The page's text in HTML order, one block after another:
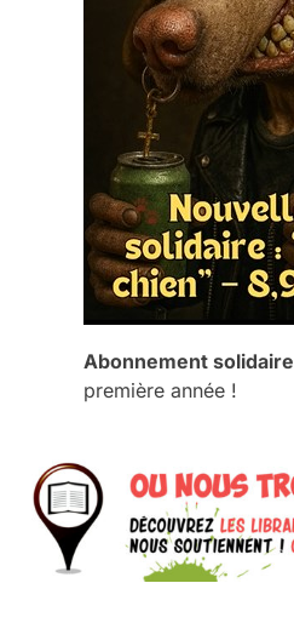
Abonnement solidaire
première année !